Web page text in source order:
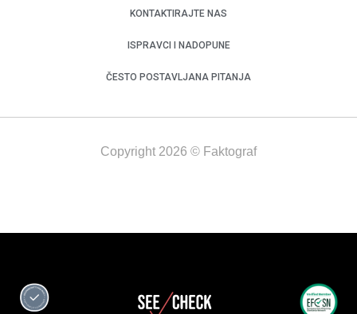
KONTAKTIRAJTE NAS
ISPRAVCI I NADOPUNE
ČESTO POSTAVLJANA PITANJA
Copyright 2026 © Faktograf